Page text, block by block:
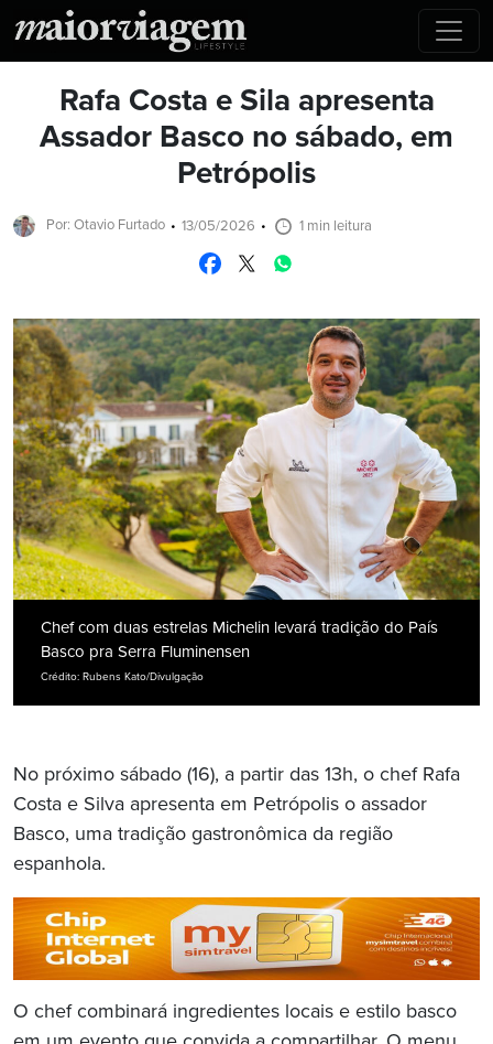
Rafa Costa e Sila apresenta
Assador Basco no sábado, em
Petrópolis
Por: Otavio Furtado 13/05/2026 1 min leitura
Chef com duas estrelas Michelin levará tradição do País
Basco pra Serra Fluminensen
Crédito: Rubens Kato/Divulgação
No próximo sábado (16), a partir das 13h, o chef Rafa
Costa e Silva apresenta em Petrópolis o assador
Basco, uma tradição gastronômica da região
espanhola.
O chef combinará ingredientes locais e estilo basco